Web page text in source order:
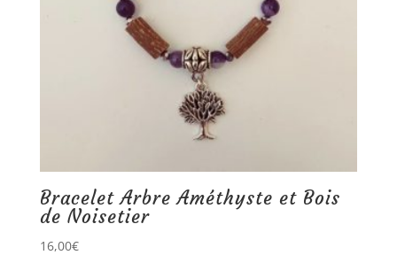
Bracelet Arbre Améthyste et Bois
de Noisetier
16,00€